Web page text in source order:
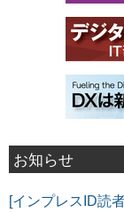
お知らせ
[インプレスID読